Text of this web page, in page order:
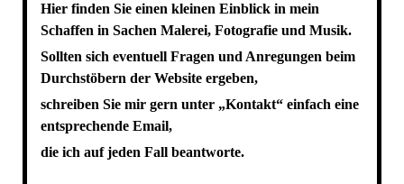
Hier finden Sie einen kleinen Einblick in mein
Schaffen in Sachen Malerei, Fotografie und Musik.
Sollten sich eventuell Fragen und Anregungen beim
Durchstöbern der Website ergeben,
schreiben Sie mir gern unter „Kontakt“ einfach eine
entsprechende Email,
die ich auf jeden Fall beantworte.